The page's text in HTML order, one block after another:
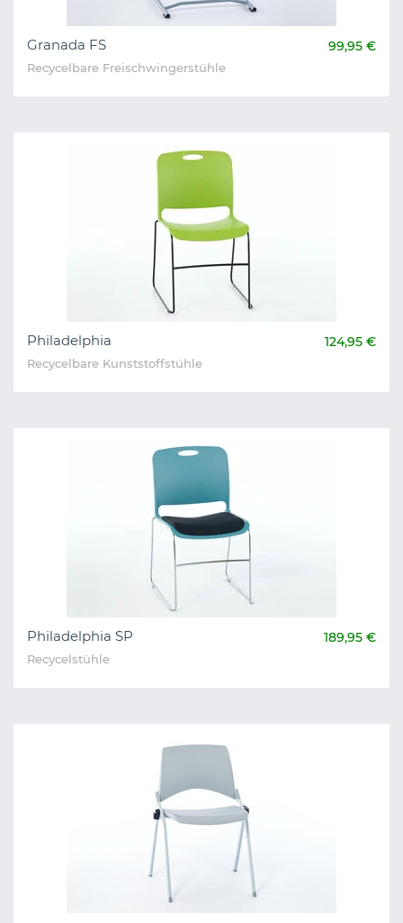
Granada FS 99,95 €
Recycelbare Freischwingerstühle
Philadelphia 124,95 €
Recycelbare Kunststoffstühle
Philadelphia SP 189,95 €
Recycelstühle